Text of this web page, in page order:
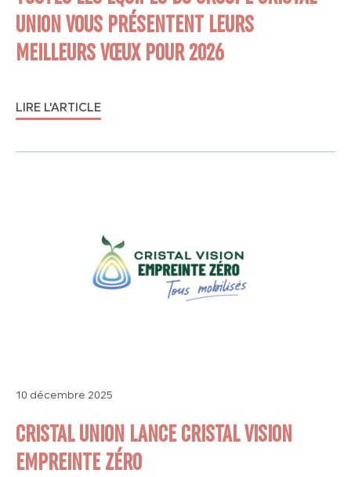
UNION VOUS PRÉSENTENT LEURS
MEILLEURS VŒUX POUR 2026
LIRE L'ARTICLE
10 décembre 2025
CRISTAL UNION LANCE CRISTAL VISION
EMPREINTE ZÉRO